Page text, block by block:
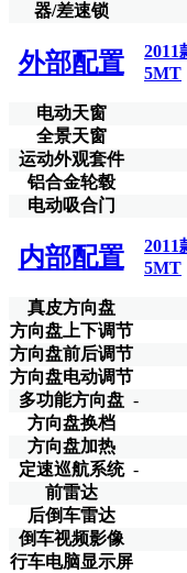
器/差速锁
外部配置
2011
5MT
电动天窗
全景天窗
运动外观套件
铝合金轮毂
电动吸合门
内部配置
2011
5MT
真皮方向盘
方向盘上下调节
方向盘前后调节
方向盘电动调节
多功能方向盘 -
方向盘换档
方向盘加热
定速巡航系统 -
前雷达
后倒车雷达
倒车视频影像
行车电脑显示屏